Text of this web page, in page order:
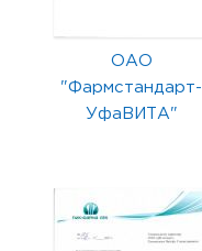
ОАО
"Фармстандарт-
УфаВИТА"